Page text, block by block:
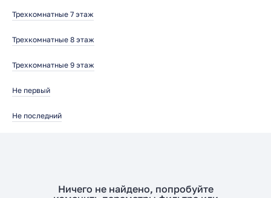
Трехкомнатные 7 этаж
Трехкомнатные 8 этаж
Трехкомнатные 9 этаж
Не первый
Не последний
Ничего не найдено, попробуйте